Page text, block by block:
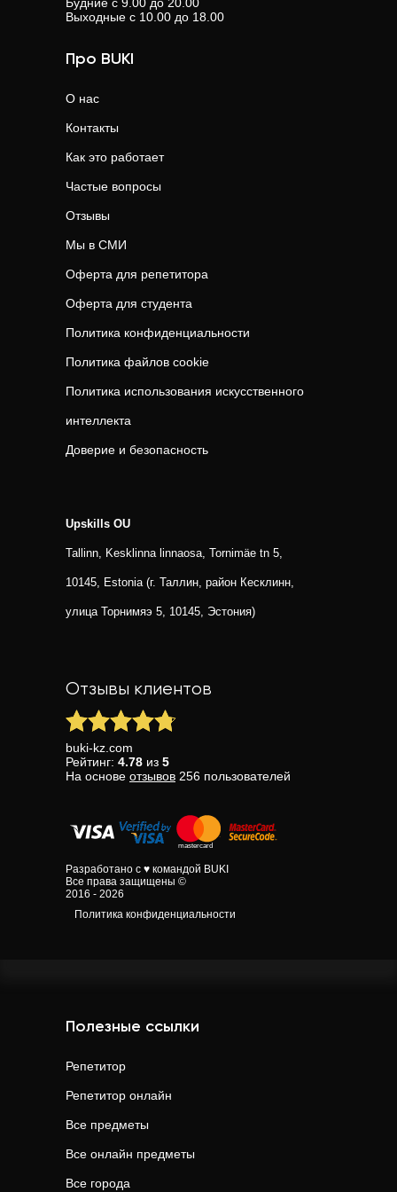
результата.
Выходные с 10.00 до 18.00
Про BUKI
О нас
Контакты
Как это работает
Частые вопросы
Отзывы
Мы в СМИ
Оферта для репетитора
Оферта для студента
Политика конфиденциальности
Политика файлов cookie
Политика использования искусственного
интеллекта
Доверие и безопасность
Upskills OU
Tallinn, Kesklinna linnaosa, Tornimäe tn 5,
10145, Estonia (г. Таллин, район Кесклинн,
улица Торнимяэ 5, 10145, Эстония)
Отзывы клиентов
buki-kz.com
Рейтинг: 4.78 из 5
На основе отзывов 256 пользователей
Разработано с ♥ командой BUKI
Все права защищены ©
2016 - 2026
Политика конфиденциальности
Полезные ссылки
Репетитор
Репетитор онлайн
Все предметы
Все онлайн предметы
Все города